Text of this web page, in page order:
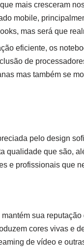
mais cresceram
mobile,
mas será que
eficiente, os
de
mas também se
pelo design
qualidade que são,
e profissionais que
sua
cores vivas e
de vídeo e